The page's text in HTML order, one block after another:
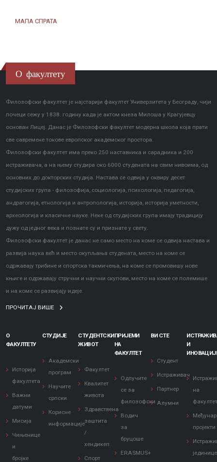
МАПА СПРАТА
О факултету
Филозофски факултет је најстарији факултет Универзитета у Београду, чији
почеци сежу у 1838. годину када је актом кнеза Милоша у Крагујевцу
основан Лицеј. Данас је Филозофски факултет модерна школа која прати
све савремене токове европског академског простора.
Филозофски факултет има преко 250 наставника и сарадника и 200
истраживача, а на њему студира око 6000 студената на свим нивоима, од
основних до докторских студија. Настава се одвија у оквиру десет
студијских група - филозофија, социологија, психологија, педагогија,
андрагогија, етнологија и антропологија, историја, историја уметности,
археологија и класичне науке. Неке од студијских група имају традицију
дужу од једног века и познате су и признате у свету.
Филозофски факултет је данас не само место на коме се одвија настава и
развија наука већ и место окупљања студената, место на коме се
одржавају трибине и спортска такмичења, на коме се промовишу нове
књиге и одржавају стручни и научни скупови, место на коме се полемише
и на коме се развијају идеје.
ПРОЧИТАЈ ВИШЕ
О
ФАКУЛТЕТУ
Историја
факултета
Важни
датуми
Мисија
Чињенице
и
бројке
СТУДИЈЕ
Академски
програм
Научите
српски
Корисне
информације
СТУДЕНТСКИ
ЖИВОТ
Факултет
Квалитет
живота
Здравствена
заштита
/
хендикеп
Спорт
ПРИЈЕМИ
НА
ФАКУЛТЕТ
Одлучите
се за
филозофски
Водич
за
бруцоше
ERASMUS+
ВИ СТЕ
Студент
Истраживач
Партнер
Алумни
И
на
пројекти
јединице